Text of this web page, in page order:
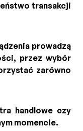
transakcji
prowadzą
przez wybór
zarówno
handlowe czy
momencie.